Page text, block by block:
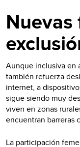
Aunque inclusiva en
también refuerza
internet, a
sigue siendo muy
viven en zonas
encuentran barreras
La participación